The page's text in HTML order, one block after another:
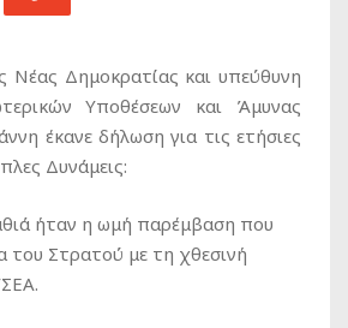
Νέας Δημοκρατίας και υπεύθυνη
Υποθέσεων και Άμυνας
έκανε δήλωση για τις ετήσιες
Δυνάμεις:
ήταν η ωμή παρέμβαση που
του Στρατού με τη χθεσινή